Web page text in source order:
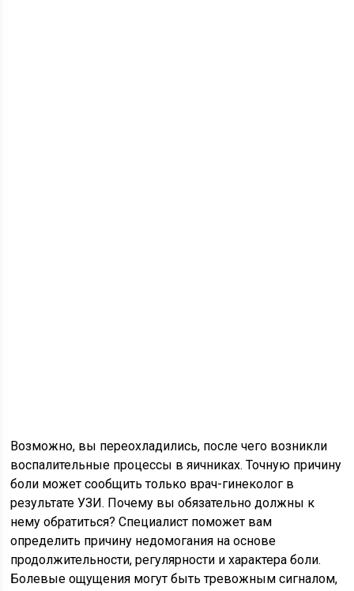
Возможно, вы переохладились, после чего возникли
воспалительные процессы в яичниках. Точную причину
боли может сообщить только врач-гинеколог в
результате УЗИ. Почему вы обязательно должны к
нему обратиться? Специалист поможет вам
определить причину недомогания на основе
продолжительности, регулярности и характера боли.
Болевые ощущения могут быть тревожным сигналом,